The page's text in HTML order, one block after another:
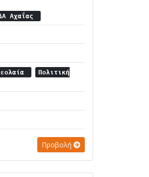
Αχαΐας
Πολιτική
Προβολή